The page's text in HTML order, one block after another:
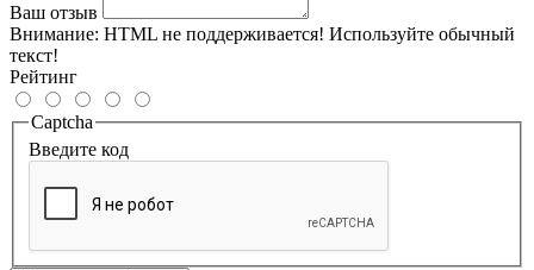
Ваш отзыв
Внимание: HTML не поддерживается! Используйте обычный
текст!
Рейтинг
Captcha
Введите код